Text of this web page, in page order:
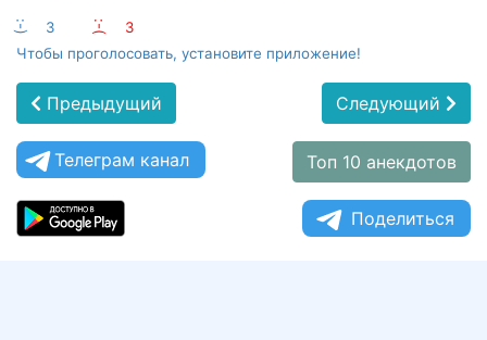
:-) 3 :-(
3
Чтобы проголосовать, установите приложение!
Предыдущий Следующий
Телеграм канал Топ 10 анекдотов
Поделиться